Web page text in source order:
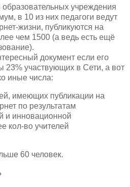
учреждения
в 10 из них педагоги ведут
жизни, публикуются на
чем 1500 (а ведь есть ещё
документ если его
23% участвующих в Сети, а вот
иные числа:
имеющих публикации на
по результатам
и инновационной
кол-во учителей
60 человек.